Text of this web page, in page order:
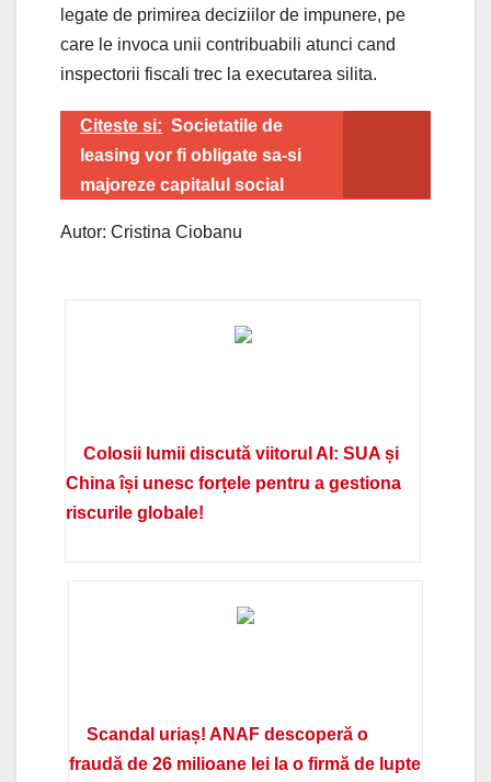
legate de primirea deciziilor de impunere, pe
care le invoca unii contribuabili atunci cand
inspectorii fiscali trec la executarea silita.
Citeste si: Societatile de
leasing vor fi obligate sa-si
majoreze capitalul social
Autor: Cristina Ciobanu
Colosii lumii discută viitorul AI: SUA și
China își unesc forțele pentru a gestiona
riscurile globale!
Scandal uriaș! ANAF descoperă o
fraudă de 26 milioane lei la o firmă de lupte